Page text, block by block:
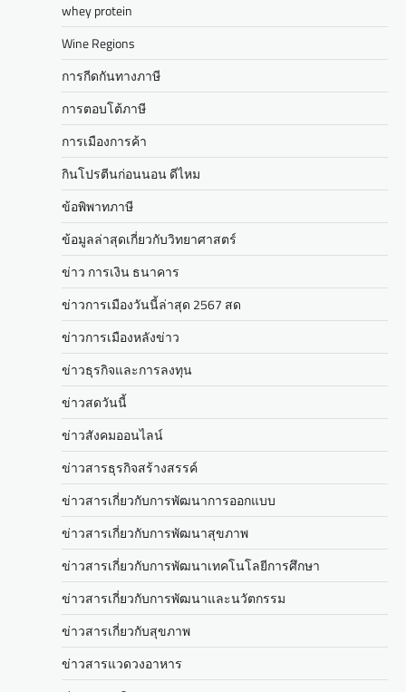
whey protein
Wine Regions
การกีดกันทางภาษี
การตอบโต้ภาษี
การเมืองการค้า
กินโปรตีนก่อนนอน ดีไหม
ข้อพิพาทภาษี
ข้อมูลล่าสุดเกี่ยวกับวิทยาศาสตร์
ข่าว การเงิน ธนาคาร
ข่าวการเมืองวันนี้ล่าสุด 2567 สด
ข่าวการเมืองหลังข่าว
ข่าวธุรกิจและการลงทุน
ข่าวสดวันนี้
ข่าวสังคมออนไลน์
ข่าวสารธุรกิจสร้างสรรค์
ข่าวสารเกี่ยวกับการพัฒนาการออกแบบ
ข่าวสารเกี่ยวกับการพัฒนาสุขภาพ
ข่าวสารเกี่ยวกับการพัฒนาเทคโนโลยีการศึกษา
ข่าวสารเกี่ยวกับการพัฒนาและนวัตกรรม
ข่าวสารเกี่ยวกับสุขภาพ
ข่าวสารแวดวงอาหาร